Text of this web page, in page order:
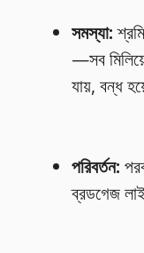
সমস্যা:
—সব
যায়, বন্ধ
পরিবর্তন:
ব্রডগেজ